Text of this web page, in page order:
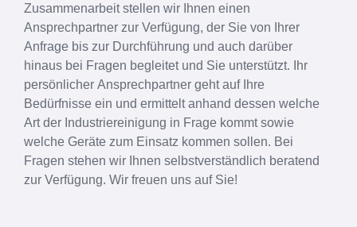
Zusammenarbeit stellen wir Ihnen einen
Ansprechpartner zur Verfügung, der Sie von Ihrer
Anfrage bis zur Durchführung und auch darüber
hinaus bei Fragen begleitet und Sie unterstützt. Ihr
persönlicher Ansprechpartner geht auf Ihre
Bedürfnisse ein und ermittelt anhand dessen welche
Art der Industriereinigung in Frage kommt sowie
welche Geräte zum Einsatz kommen sollen. Bei
Fragen stehen wir Ihnen selbstverständlich beratend
zur Verfügung. Wir freuen uns auf Sie!